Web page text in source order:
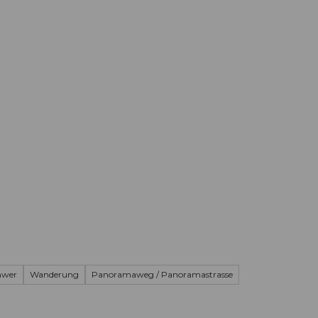
Wanderung Panoramaweg / Panoramastrasse